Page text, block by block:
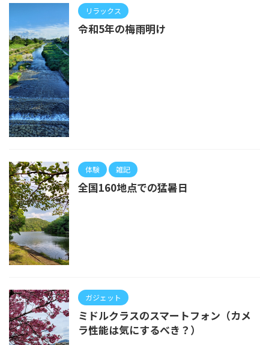
リラックス
令和5年の梅雨明け
体験 雑記
全国160地点での猛暑日
ガジェット
ミドルクラスのスマートフォン（カメ
ラ性能は気にするべき？）